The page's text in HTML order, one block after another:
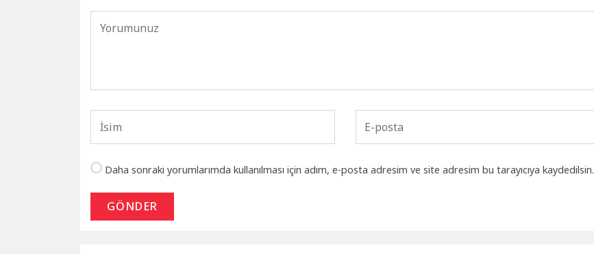
Daha sonraki yorumlarımda kullanılması için adım, e-posta adresim ve site adresim bu tarayıcıya kaydedilsin.
GÖNDER